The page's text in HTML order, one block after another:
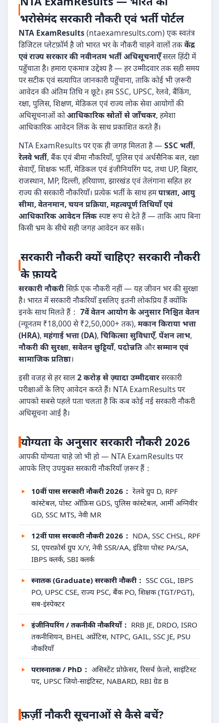
भरोसेमंद सरकारी नौकरी एवं भर्ती पोर्टल
NTA ExamResults (ntaexamresults.com) एक स्वतंत्र
डिजिटल प्लेटफ़ॉर्म है जो भारत भर के नौकरी चाहने वालों तककेंद्र
एवं राज्य सरकार की नवीनतम भर्ती अधिसूचनाएँसरल हिंदी में
पहुँचाता है। हमारा एकमात्र उद्देश्य है — हर उम्मीदवार तक सही समय
पर सटीक एवं सत्यापित जानकारी पहुँचाना, ताकि कोई भी ज़रूरी
आवेदन की अंतिम तिथि न छूटे। हम SSC, UPSC, रेलवे, बैंकिंग,
रक्षा, पुलिस, शिक्षण, मेडिकल एवं राज्य लोक सेवा आयोगों की
अधिसूचनाओं कोआधिकारिक स्रोतों से जाँचकर, हमेशा
आधिकारिक आवेदन लिंक के साथ प्रकाशित करते हैं।
NTA ExamResults पर एक ही जगह मिलता है — SSC भर्ती,
रेलवे भर्ती, बैंक एवं बीमा नौकरियाँ, पुलिस एवं अर्धसैनिक बल, रक्षा
सेवाएँ, शिक्षक भर्ती, मेडिकल एवं इंजीनियरिंग पद, तथा UP, बिहार,
राजस्थान, MP, दिल्ली, हरियाणा, झारखंड एवं तेलंगाना सहित हर
राज्य की सरकारी नौकरियाँ। प्रत्येक भर्ती के साथ हमपात्रता, आयु
सीमा, वेतनमान, चयन प्रक्रिया, महत्वपूर्ण तिथियाँ एवं
आधिकारिक आवेदन लिंकस्पष्ट रूप से देते हैं — ताकि आप बिना
किसी भ्रम के सीधे सही जगह आवेदन कर सकें।
सरकारी नौकरी क्यों चाहिए? सरकारी नौकरी
के फ़ायदे
सरकारी नौकरीसिर्फ़ एक नौकरी नहीं — यह जीवन भर की सुरक्षा
है। भारत में सरकारी नौकरियाँ इसलिए इतनी लोकप्रिय हैं क्योंकि
इनके साथ मिलते हैं： 7वें वेतन आयोग के अनुसार निश्चित वेतन
(न्यूनतम ₹18,000 से ₹2,50,000+ तक), मकान किराया भत्ता
(HRA), महंगाई भत्ता (DA), चिकित्सा सुविधाएँ, पेंशन लाभ,
नौकरी की सुरक्षा, सवेतन छुट्टियाँ, पदोन्नतिऔरसम्मान एवं
सामाजिक प्रतिष्ठा।
इसी वजह से हर साल2 करोड़ से ज़्यादा उम्मीदवारसरकारी
परीक्षाओं के लिए आवेदन करते हैं। NTA ExamResults पर
आपको सबसे पहले पता चलता है कि कब कोई नई सरकारी नौकरी
अधिसूचना आई है।
योग्यता के अनुसार सरकारी नौकरी 2026
आपकी योग्यता चाहे जो भी हो — NTA ExamResults पर
आपके लिए उपयुक्त सरकारी नौकरियाँ ज़रूर हैं：
10वीं पास सरकारी नौकरी 2026： रेलवे ग्रुप D, RPF
कांस्टेबल, पोस्ट ऑफ़िस GDS, पुलिस कांस्टेबल, आर्मी अग्निवीर
GD, SSC MTS, नेवी MR
12वीं पास सरकारी नौकरी 2026： NDA, SSC CHSL, RPF
SI, एयरफ़ोर्स ग्रुप X/Y, नेवी SSR/AA, इंडिया पोस्ट PA/SA,
IBPS क्लर्क, SBI क्लर्क
स्नातक (Graduate) सरकारी नौकरी： SSC CGL, IBPS
PO, UPSC CSE, राज्य PSC, बैंक PO, शिक्षक (TGT/PGT),
सब-इंस्पेक्टर
इंजीनियरिंग / तकनीकी नौकरियाँ： RRB JE, DRDO, ISRO
तकनीशियन, BHEL अप्रेंटिस, NTPC, GAIL, SSC JE, PSU
नौकरियाँ
परास्नातक / PhD： असिस्टेंट प्रोफ़ेसर, रिसर्च फ़ेलो, साइंटिस्ट
पद, UPSC जियो-साइंटिस्ट, NABARD, RBI ग्रेड B
फ़र्ज़ी नौकरी सूचनाओं से कैसे बचें?